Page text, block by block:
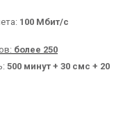
100 Мбит/с
более 250
500 минут + 30 смс + 20